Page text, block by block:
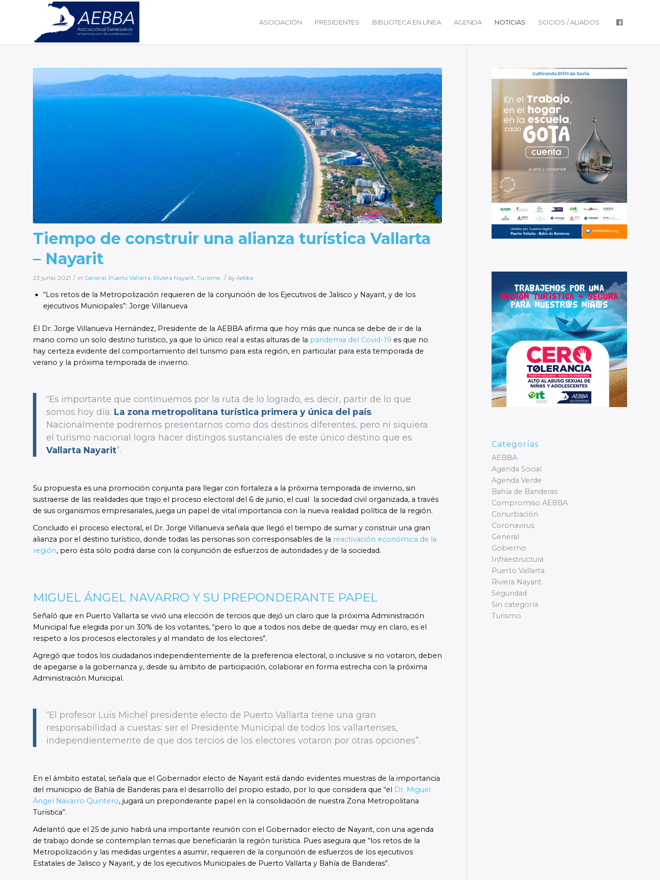
ASOCIACIÓN PRESIDENTES BIBLIOTECA EN LÍNEA AGENDA NOTICIAS SOCIOS / ALIADOS
Tiempo de construir una alianza turística Vallarta
– Nayarit
23 junio, 2021 / in General Puerto Vallarta Riviera Nayarit Turismo / by Aebba
“Los retos de la Metropolización requieren de la conjunción de los Ejecutivos de Jalisco y Nayarit, y de los
ejecutivos Municipales”: Jorge Villanueva
El Dr. Jorge Villanueva Hernández, Presidente de la AEBBA afirma que hoy más que nunca se debe de ir de la
mano como un solo destino turístico, ya que lo único real a estas alturas de la pandemia del Covid-19 es que no
hay certeza evidente del comportamiento del turismo para esta región, en particular para esta temporada de
verano y la próxima temporada de invierno.
“Es importante que continuemos por la ruta de lo logrado, es decir, partir de lo que
somos hoy día: La zona metropolitana turística primera y única del país.
Nacionalmente podremos presentarnos como dos destinos diferentes, pero ni siquiera
el turismo nacional logra hacer distingos sustanciales de este único destino que es
Vallarta Nayarit”.
Su propuesta es una promoción conjunta para llegar con fortaleza a la próxima temporada de invierno, sin
sustraerse de las realidades que trajo el proceso electoral del 6 de junio, el cual la sociedad civil organizada, a través
de sus organismos empresariales, juega un papel de vital importancia con la nueva realidad política de la región.
Concluido el proceso electoral, el Dr. Jorge Villanueva señala que llegó el tiempo de sumar y construir una gran
alianza por el destino turístico, donde todas las personas son corresponsables de la reactivación económica de la
región, pero ésta sólo podrá darse con la conjunción de esfuerzos de autoridades y de la sociedad.
MIGUEL ÁNGEL NAVARRO Y SU PREPONDERANTE PAPEL
Señaló que en Puerto Vallarta se vivió una elección de tercios que dejó un claro que la próxima Administración
Municipal fue elegida por un 30% de los votantes, “pero lo que a todos nos debe de quedar muy en claro, es el
respeto a los procesos electorales y al mandato de los electores”.
Agregó que todos los ciudadanos independientemente de la preferencia electoral, o inclusive si no votaron, deben
de apegarse a la gobernanza y, desde su ámbito de participación, colaborar en forma estrecha con la próxima
Administración Municipal.
“El profesor Luis Michel presidente electo de Puerto Vallarta tiene una gran
responsabilidad a cuestas: ser el Presidente Municipal de todos los vallartenses,
independientemente de que dos tercios de los electores votaron por otras opciones”.
En el ámbito estatal, señala que el Gobernador electo de Nayarit está dando evidentes muestras de la importancia
del municipio de Bahía de Banderas para el desarrollo del propio estado, por lo que considera que “el Dr. Miguel
Ángel Navarro Quintero, jugará un preponderante papel en la consolidación de nuestra Zona Metropolitana
Turística”.
Adelantó que el 25 de junio habrá una importante reunión con el Gobernador electo de Nayarit, con una agenda
de trabajo donde se contemplan temas que beneficiarán la región turística. Pues asegura que “los retos de la
Metropolización y las medidas urgentes a asumir, requieren de la conjunción de esfuerzos de los ejecutivos
Estatales de Jalisco y Nayarit, y de los ejecutivos Municipales de Puerto Vallarta y Bahía de Banderas”.
Categorías
AEBBA
Agenda Social
Agenda Verde
Bahía de Banderas
Compromiso AEBBA
Conurbación
Coronavirus
General
Gobierno
Infraestructura
Puerto Vallarta
Riviera Nayarit
Seguridad
Sin categoría
Turismo